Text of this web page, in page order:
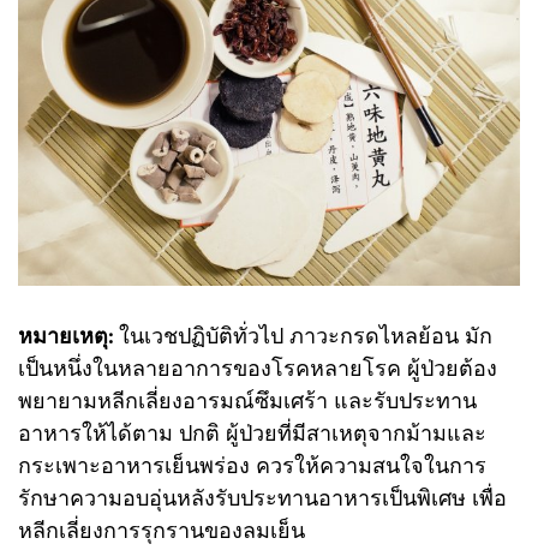
หมายเหตุ: ในเวชปฏิบัติทั่วไป ภาวะกรดไหลย้อน มัก
เป็นหนึ่งในหลายอาการของโรคหลายโรค ผู้ป่วยต้อง
พยายามหลีกเลี่ยงอารมณ์ซึมเศร้า และรับประทาน
อาหารให้ได้ตาม ปกติ ผู้ป่วยที่มีสาเหตุจากม้ามและ
กระเพาะอาหารเย็นพร่อง ควรให้ความสนใจในการ
รักษาความอบอุ่นหลังรับประทานอาหารเป็นพิเศษ เพื่อ
หลีกเลี่ยงการรุกรานของลมเย็น